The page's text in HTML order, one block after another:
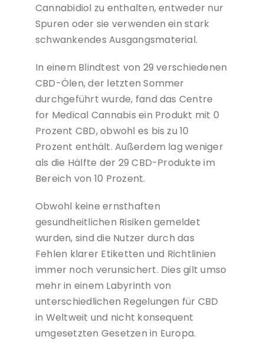
Cannabidiol zu enthalten, entweder nur
Spuren oder sie verwenden ein stark
schwankendes Ausgangsmaterial.
In einem Blindtest von 29 verschiedenen
CBD-Ölen, der letzten Sommer
durchgeführt wurde, fand das Centre
for Medical Cannabis ein Produkt mit 0
Prozent CBD, obwohl es bis zu 10
Prozent enthält. Außerdem lag weniger
als die Hälfte der 29 CBD-Produkte im
Bereich von 10 Prozent.
Obwohl keine ernsthaften
gesundheitlichen Risiken gemeldet
wurden, sind die Nutzer durch das
Fehlen klarer Etiketten und Richtlinien
immer noch verunsichert. Dies gilt umso
mehr in einem Labyrinth von
unterschiedlichen Regelungen für CBD
in Weltweit und nicht konsequent
umgesetzten Gesetzen in Europa.